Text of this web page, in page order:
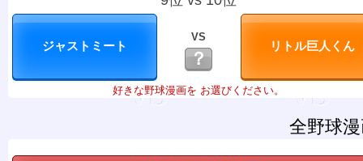
VS
？
好きな野球漫画を お選びください。
全野球